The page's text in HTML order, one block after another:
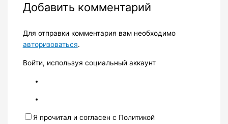
Добавить комментарий
Для отправки комментария вам необходимо
авторизоваться.
Войти, используя социальный аккаунт
Я прочитал и согласен с Политикой